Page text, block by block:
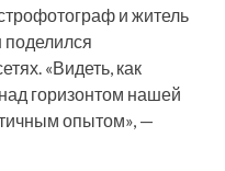
и житель
«Видеть, как
горизонтом нашей
опытом», —